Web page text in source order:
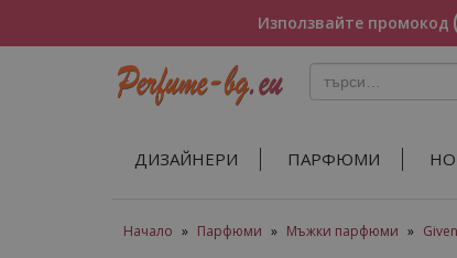
Използвайте промокод
ДИЗАЙНЕРИ ПАРФЮМИ
Начало » Парфюми » Мъжки парфюми »